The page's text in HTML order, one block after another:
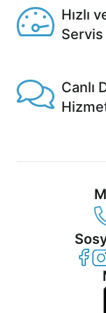
Hızlı
Servis
Canlı